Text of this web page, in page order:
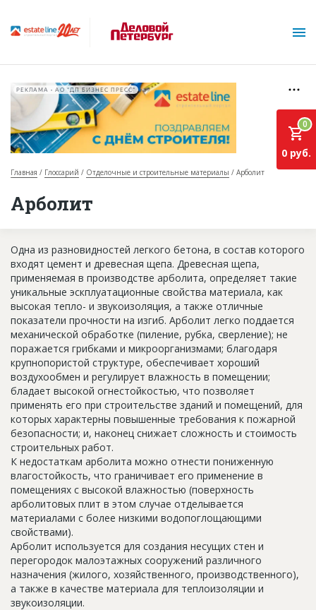
О проекте
База строящихся объектов
Инвестпроекты
Глоссарий
Новости
Платные услуги
Пресс-релизы
Правила работы
Контакты
Личный кабинет
РЕКЛАМА • АО "ДП БИЗНЕС ПРЕСС"
Главная Глоссарий Отделочные и строительные материалы Арболит
Арболит
0
0 руб.
Одна из разновидностей легкого бетона, в состав которого
входят цемент и древесная щепа. Древесная щепа,
применяемая в производстве арболита, определяет такие
уникальные эскплуатационные свойства материала, как
высокая тепло- и звукоизоляция, а также отличные
показатели прочности на изгиб. Арболит легко поддается
механической обработке (пиление, рубка, сверление); не
поражается грибками и микроорганизмами; благодаря
крупнопористой структуре, обеспечивает хороший
воздухообмен и регулирует влажность в помещении;
бладает высокой огнестойкостью, что позволяет
применять его при строительстве зданий и помещений, для
которых характерны повышенные требования к пожарной
безопасности; и, наконец снижает сложность и стоимость
строительных работ.
К недостаткам арболита можно отнести пониженную
влагостойкость, что граничивает его применение в
помещениях с высокой влажностью (поверхность
арболитовых плит в этом случае отделывается
материалами с более низкими водопоглощающими
свойствами).
Арболит используется для создания несущих стен и
перегородок малоэтажных сооружений различного
назначения (жилого, хозяйственного, производственного),
а также в качестве материала для теплоизоляции и
звукоизоляции.